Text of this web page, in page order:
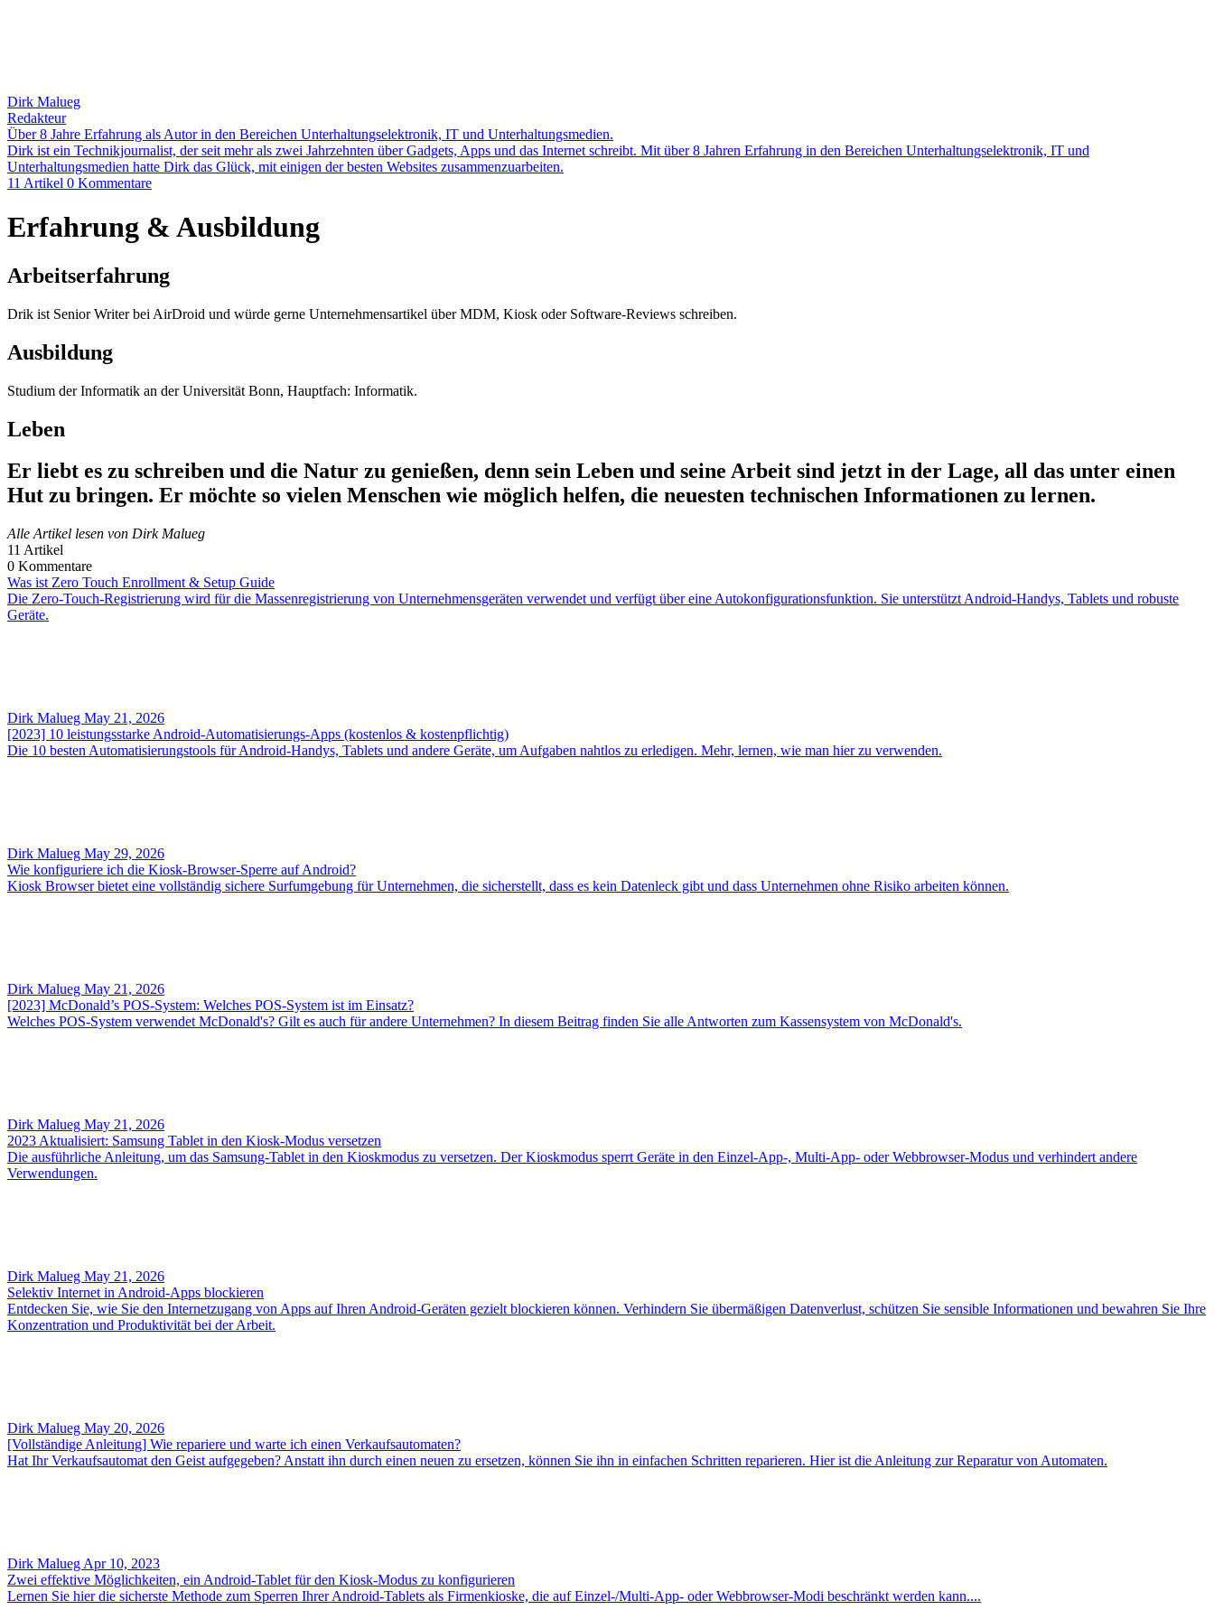
Dirk Malueg
Redakteur
Über 8 Jahre Erfahrung als Autor in den Bereichen Unterhaltungselektronik, IT und Unterhaltungsmedien.
Dirk ist ein Technikjournalist, der seit mehr als zwei Jahrzehnten über Gadgets, Apps und das Internet schreibt. Mit über 8 Jahren Erfahrung in den Bereichen Unterhaltungselektronik, IT und
Unterhaltungsmedien hatte Dirk das Glück, mit einigen der besten Websites zusammenzuarbeiten.
11 Artikel 0 Kommentare
Erfahrung & Ausbildung
Arbeitserfahrung
Drik ist Senior Writer bei AirDroid und würde gerne Unternehmensartikel über MDM, Kiosk oder Software-Reviews schreiben.
Ausbildung
Studium der Informatik an der Universität Bonn, Hauptfach: Informatik.
Leben
Er liebt es zu schreiben und die Natur zu genießen, denn sein Leben und seine Arbeit sind jetzt in der Lage, all das unter einen
Hut zu bringen. Er möchte so vielen Menschen wie möglich helfen, die neuesten technischen Informationen zu lernen.
Alle Artikel lesen von Dirk Malueg
11 Artikel
0 Kommentare
Was ist Zero Touch Enrollment & Setup Guide
Die Zero-Touch-Registrierung wird für die Massenregistrierung von Unternehmensgeräten verwendet und verfügt über eine Autokonfigurationsfunktion. Sie unterstützt Android-Handys, Tablets und robuste
Geräte.
Dirk Malueg May 21, 2026
[2023] 10 leistungsstarke Android-Automatisierungs-Apps (kostenlos & kostenpflichtig)
Die 10 besten Automatisierungstools für Android-Handys, Tablets und andere Geräte, um Aufgaben nahtlos zu erledigen. Mehr, lernen, wie man hier zu verwenden.
Dirk Malueg May 29, 2026
Wie konfiguriere ich die Kiosk-Browser-Sperre auf Android?
Kiosk Browser bietet eine vollständig sichere Surfumgebung für Unternehmen, die sicherstellt, dass es kein Datenleck gibt und dass Unternehmen ohne Risiko arbeiten können.
Dirk Malueg May 21, 2026
[2023] McDonald’s POS-System: Welches POS-System ist im Einsatz?
Welches POS-System verwendet McDonald's? Gilt es auch für andere Unternehmen? In diesem Beitrag finden Sie alle Antworten zum Kassensystem von McDonald's.
Dirk Malueg May 21, 2026
2023 Aktualisiert: Samsung Tablet in den Kiosk-Modus versetzen
Die ausführliche Anleitung, um das Samsung-Tablet in den Kioskmodus zu versetzen. Der Kioskmodus sperrt Geräte in den Einzel-App-, Multi-App- oder Webbrowser-Modus und verhindert andere
Verwendungen.
Dirk Malueg May 21, 2026
Selektiv Internet in Android-Apps blockieren
Entdecken Sie, wie Sie den Internetzugang von Apps auf Ihren Android-Geräten gezielt blockieren können. Verhindern Sie übermäßigen Datenverlust, schützen Sie sensible Informationen und bewahren Sie Ihre
Konzentration und Produktivität bei der Arbeit.
Dirk Malueg May 20, 2026
[Vollständige Anleitung] Wie repariere und warte ich einen Verkaufsautomaten?
Hat Ihr Verkaufsautomat den Geist aufgegeben? Anstatt ihn durch einen neuen zu ersetzen, können Sie ihn in einfachen Schritten reparieren. Hier ist die Anleitung zur Reparatur von Automaten.
Dirk Malueg Apr 10, 2023
Zwei effektive Möglichkeiten, ein Android-Tablet für den Kiosk-Modus zu konfigurieren
Lernen Sie hier die sicherste Methode zum Sperren Ihrer Android-Tablets als Firmenkioske, die auf Einzel-/Multi-App- oder Webbrowser-Modi beschränkt werden kann....